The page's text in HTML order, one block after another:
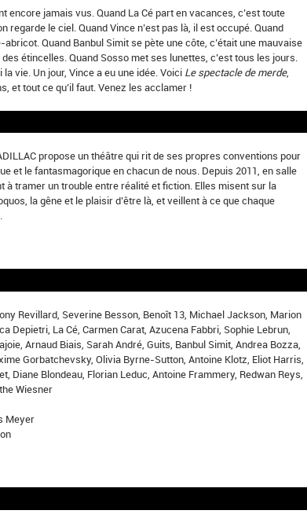
encore jamais vus. Quand La Cé part en vacances, c’est toute
regarde le ciel. Quand Vince n’est pas là, il est occupé. Quand
Quand Banbul Simit se pète une côte, c’était une mauvaise
étincelles. Quand Sosso met ses lunettes, c’est tous les jours.
vie. Un jour, Vince a eu une idée. Voici Le spectacle de merde,
et tout ce qu’il faut. Venez les acclamer !
propose un théâtre qui rit de ses propres conventions pour
et le fantasmagorique en chacun de nous. Depuis 2011, en salle
à tramer un trouble entre réalité et fiction. Elles misent sur la
la gêne et le plaisir d’être là, et veillent à ce que chaque
Revillard, Severine Besson, Benoît 13, Michael Jackson, Marion
Depietri, La Cé, Carmen Carat, Azucena Fabbri, Sophie Lebrun,
Arnaud Biais, Sarah André, Guits, Banbul Simit, Andrea Bozza,
Gorbatchevsky, Olivia Byrne-Sutton, Antoine Klotz, Eliot Harris,
Diane Blondeau, Florian Leduc, Antoine Frammery, Redwan Reys,
Wiesner
Meyer